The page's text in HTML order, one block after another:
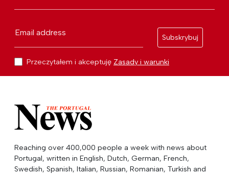
Email address
Subskrybuj
Przeczytałem i akceptuję Zasady i warunki
Reaching over 400,000 people a week with news about
Portugal, written in English, Dutch, German, French,
Swedish, Spanish, Italian, Russian, Romanian, Turkish and